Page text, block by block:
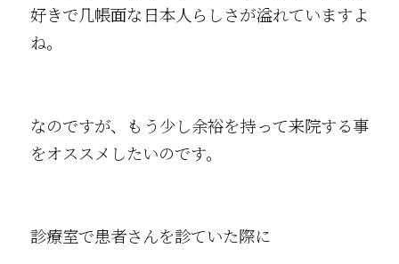
好きで几帳面な日本人らしさが溢れていますよ
ね。
なのですが、もう少し余裕を持って来院する事
をオススメしたいのです。
診療室で患者さんを診ていた際に